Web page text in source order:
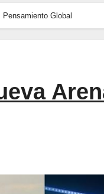
Pensamiento Global